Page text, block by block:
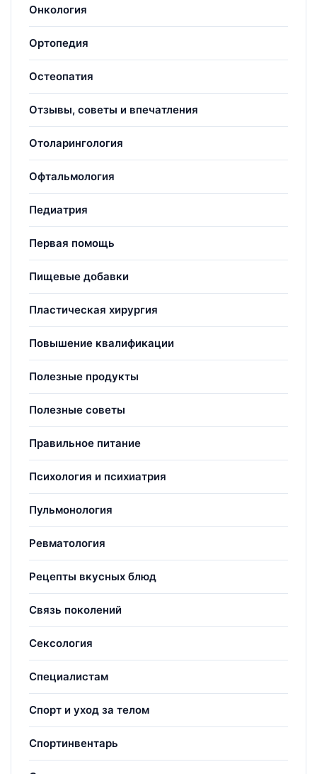
Онкология
Ортопедия
Остеопатия
Отзывы, советы и впечатления
Отоларингология
Офтальмология
Педиатрия
Первая помощь
Пищевые добавки
Пластическая хирургия
Повышение квалификации
Полезные продукты
Полезные советы
Правильное питание
Психология и психиатрия
Пульмонология
Ревматология
Рецепты вкусных блюд
Связь поколений
Сексология
Специалистам
Спорт и уход за телом
Спортинвентарь